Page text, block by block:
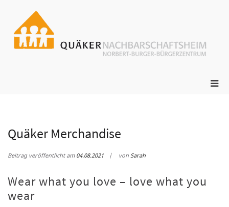
springen
Quäker Merchandise
Beitrag veröffentlicht am04.08.2021 vonSarah
Wear what you love – love what you
wear